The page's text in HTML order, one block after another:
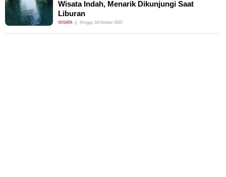
Wisata Indah, Menarik Dikunjungi Saat
Liburan
WISATA Minggu, 18 Oktober 2020